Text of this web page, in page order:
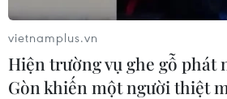
vietnamplus.vn
Hiện trường vụ ghe gỗ phát
Gòn khiến một người thiệt